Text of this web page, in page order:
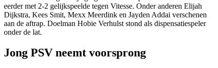
eerder met 2-2 gelijkspeelde tegen Vitesse. Onder anderen Elijah
Dijkstra, Kees Smit, Mexx Meerdink en Jayden Addai verschenen
aan de aftrap. Doelman Hobie Verhulst stond als dispensatiespeler
onder de lat.​
Jong PSV neemt voorsprong